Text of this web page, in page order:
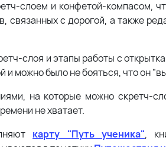
слоем и конфетой-компасом,
связанных с дорогой, а также
слоя и этапы работы с
и можно было не бояться, что он
на которые можно скретч-
не хватает.
карту "Путь ученика",